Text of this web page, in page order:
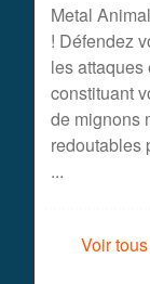
Metal
! Défendez
les attaques
constituant
de mignons
redoutables
...
Voir